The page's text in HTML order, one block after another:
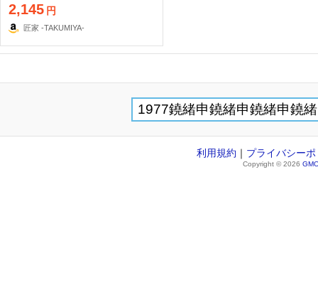
2,145 円
匠家 -TAKUMIYA-
利用規約 ｜ プライバシー
Copyright © 2026